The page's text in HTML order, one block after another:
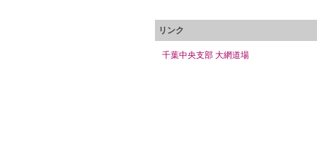
リンク
千葉中央支部 大網道場